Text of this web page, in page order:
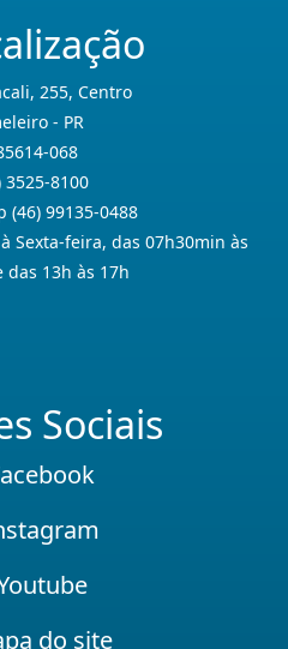
255, Centro
- PR
068
3525-8100
(46) 99135-0488
Sexta-feira, das 07h30min às
das 13h às 17h
Sociais
do site